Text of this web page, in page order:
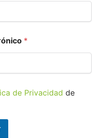
*
de Privacidad de